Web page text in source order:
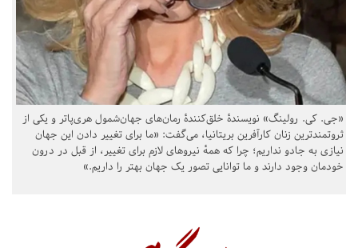
«جی. کی. رولینگ» نویسندهٔ خلق‌کنندهٔ رمان‌های جهان‌شمول هری‌پاتر و یکی از
ثروتمندترین زنان کارآفرین بریتانیا، می‌گفت: «ما برای تغییر دادن این جهان
نیازی به جادو نداریم؛ چرا که همهٔ نیروهای لازم برای تغییر، از قبل در درون
خودمان وجود دارند و ما توانایی تصور یک جهان بهتر را داریم.»